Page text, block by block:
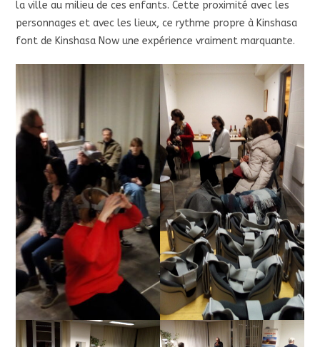
la ville au milieu de ces enfants. Cette proximité avec les
personnages et avec les lieux, ce rythme propre à Kinshasa
font de Kinshasa Now une expérience vraiment marquante.